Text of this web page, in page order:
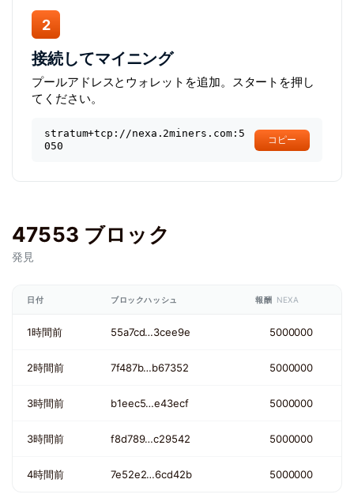
2
接続してマイニング
プールアドレスとウォレットを追加。スタートを押し
てください。
stratum+tcp://nexa.2miners.com:5
050
コピー
47553 ブロック
発見
日付 ブロックハッシュ 報酬 NEXA
1時間前 55a7cd…3cee9e 5000000
2時間前 7f487b…b67352 5000000
3時間前 b1eec5…e43ecf 5000000
3時間前 f8d789…c29542 5000000
4時間前 7e52e2…6cd42b 5000000